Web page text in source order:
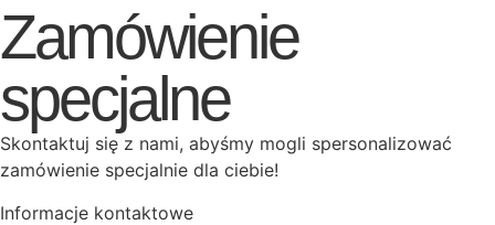
Zamówienie
specjalne
Skontaktuj się z nami, abyśmy mogli spersonalizować
zamówienie specjalnie dla ciebie!
Informacje kontaktowe